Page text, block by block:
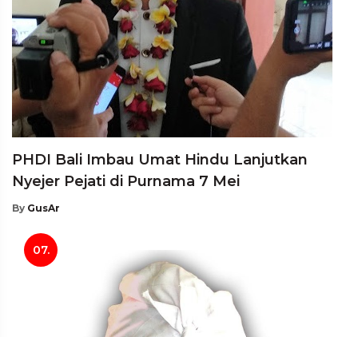
PHDI Bali Imbau Umat Hindu Lanjutkan
Nyejer Pejati di Purnama 7 Mei
By GusAr
07.